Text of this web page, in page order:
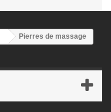
Pierres de massage